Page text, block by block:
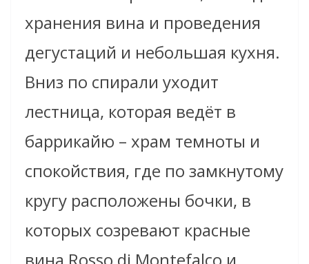
хранения вина и проведения
дегустаций и небольшая кухня.
Вниз по спирали уходит
лестница, которая ведёт в
баррикайю – храм темноты и
спокойствия, где по замкнутому
кругу расположены бочки, в
которых созревают красные
вина Rosso di Montefalco и